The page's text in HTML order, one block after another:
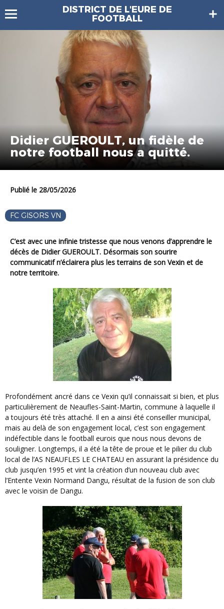
DISTRICT DE L'EURE DE
FOOTBALL
Didier GUEROULT, un fidèle de
notre football nous a quitté.
Publié le 28/05/2026
FC GISORS VN
C’est avec une infinie tristesse que nous venons d’apprendre le
décès de Didier GUEROULT. Désormais son sourire
communicatif n’éclairera plus les terrains de son Vexin et de
notre territoire.
Profondément ancré dans ce Vexin qu’il connaissait si bien, et plus
particulièrement de Neaufles-Saint-Martin, commune à laquelle il
a toujours été très attaché. Il en a ainsi été conseiller municipal,
mais au delà de son engagement local, c’est son engagement
indéfectible dans le football eurois que nous nous devons de
souligner. Longtemps, il a été la tête de proue et le pilier du club
local de l’AS NEAUFLES LE CHATEAU en assurant la présidence du
club jusqu’en 1995 et vint la création d’un nouveau club avec
l’Entente Vexin Normand Dangu, résultat de la fusion de son club
avec le voisin de Dangu.